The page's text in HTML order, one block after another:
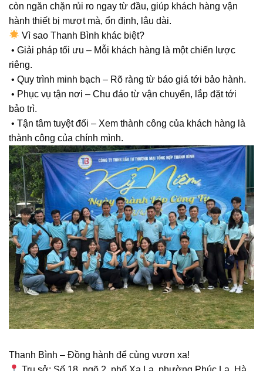
còn ngăn chặn rủi ro ngay từ đầu, giúp khách hàng vận
hành thiết bị mượt mà, ổn định, lâu dài.
Vì sao Thanh Bình khác biệt?
• Giải pháp tối ưu – Mỗi khách hàng là một chiến lược
riêng.
• Quy trình minh bạch – Rõ ràng từ báo giá tới bảo hành.
• Phục vụ tận nơi – Chu đáo từ vận chuyển, lắp đặt tới
bảo trì.
• Tận tâm tuyệt đối – Xem thành công của khách hàng là
thành công của chính mình.
Thanh Bình – Đồng hành để cùng vươn xa!